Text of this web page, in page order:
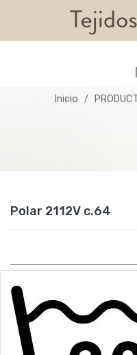
Polar
Inicio
Polar 2112V c.64